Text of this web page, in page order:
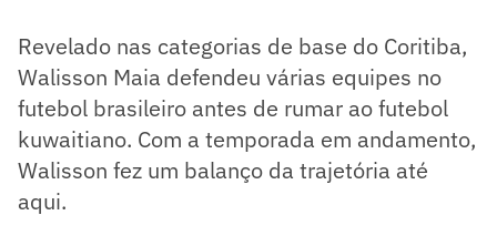
Revelado nas categorias de base do Coritiba,
Walisson Maia defendeu várias equipes no
futebol brasileiro antes de rumar ao futebol
kuwaitiano. Com a temporada em andamento,
Walisson fez um balanço da trajetória até
aqui.